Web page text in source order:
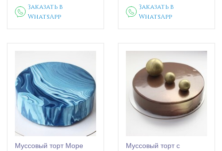
Заказать в
WhatsApp
Заказать в
WhatsApp
Муссовый торт Море
Муссовый торт с